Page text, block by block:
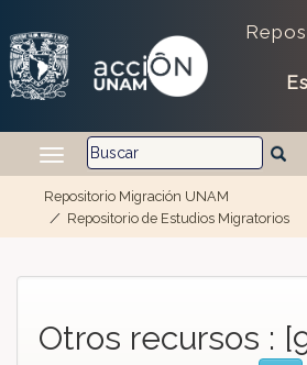
Repositorio Migración UNAM
Repositorio de Estudios Migratorios
Otros recursos :